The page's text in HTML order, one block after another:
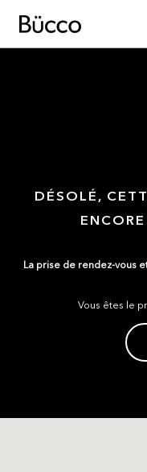
DÉSOLÉ,
La prise de rendez-vous
Vous êtes le